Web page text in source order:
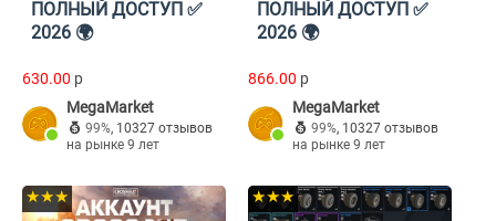
ПОЛНЫЙ ДОСТУП ✅
2026 🌍
630.00 p
MegaMarket
99%, 10327 отзывов
на рынке 9 лет
ПОЛНЫЙ ДОСТУП ✅
2026 🌍
866.00 p
MegaMarket
99%, 10327 отзывов
на рынке 9 лет
★★★ ★★★